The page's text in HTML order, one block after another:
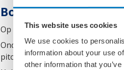
This website uses cookies
We use cookies to
information about your use
other information that
Bouw aan een
Op 28 mei stond matchmaking
Ondernemers,
pitches en deden inspiratie op